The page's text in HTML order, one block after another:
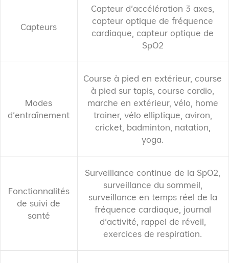
Capteurs
Capteur d'accélération 3 axes,
capteur optique de fréquence
cardiaque, capteur optique de
SpO2
Modes
d'entraînement
Course à pied en extérieur, course
à pied sur tapis, course cardio,
marche en extérieur, vélo, home
trainer, vélo elliptique, aviron,
cricket, badminton, natation,
yoga.
Fonctionnalités
de suivi de
santé
Surveillance continue de la SpO2,
surveillance du sommeil,
surveillance en temps réel de la
fréquence cardiaque, journal
d'activité, rappel de réveil,
exercices de respiration.